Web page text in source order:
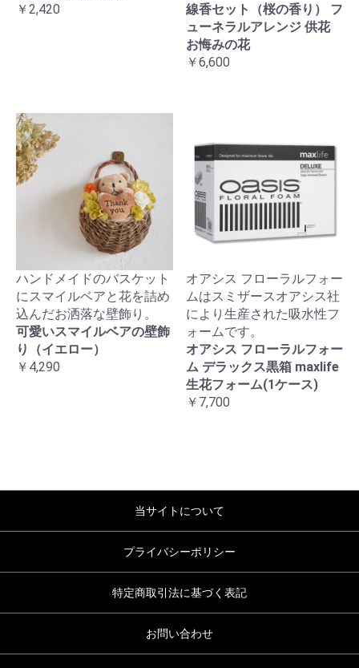
￥2,420
線香セット（桜の香り） フ
ューネラルアレンジ 供花
お悔みの花
￥6,600
ハンドメイドのバスケット
にスマイルベアと花を詰め
込んだお洒落な壁飾り。
可愛いスマイルベアの壁飾
り（イエロー）
￥4,290
オアシス フローラルフォー
ムはスミザースオアシス社
により生産された吸水性フ
ォームです。
オアシス フローラルフォー
ム デラックス黒箱 maxlife
生花フォーム(1ケース)
￥7,700
当サイトについて
プライバシーポリシー
特定商取引法に基づく表記
お問い合わせ